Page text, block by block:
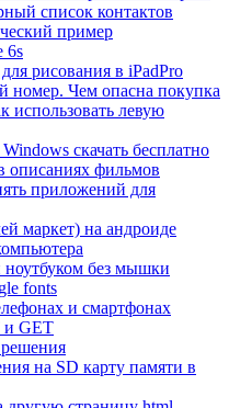
список контактов
пример
6s
рисования в iPadPro
номер. Чем опасна покупка
использовать левую
скачать бесплатно
описаниях фильмов
приложений для
маркет) на андроиде
без мышки
fonts
и смартфонах
и GET
на SD карту памяти в